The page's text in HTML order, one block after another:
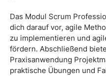
Das Modul Scrum
dich darauf vor, agile
zu implementieren und
fördern. Abschließend
Praxisanwendung
praktische Übungen und